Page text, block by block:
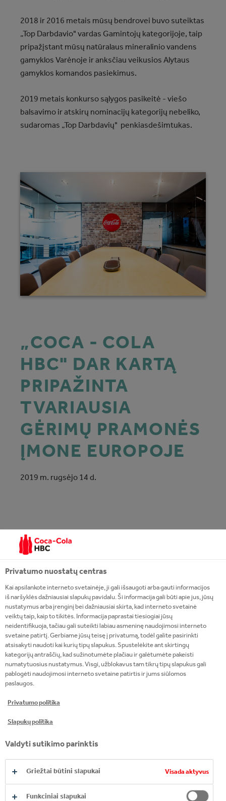
2018 ir 2016 metais mūsų bendrovei buvo suteiktas
„Top Darbdavio" vardas Gamintojų kategorijoje, taip
pripažįstant mūsų natūralaus mineralinio vandens
gamyklos Varėnoje ir anksčiau veikusios Alytaus
gamyklos komandos pasiekimus.
2019 metais konkurso sąlygos pasikeitė - viešo
balsavimo ir atskirų nominacijų kategorijų nebeliko,
sudaromas „Top Darbdavių" penkiasdešimtukas.
„COCA - COLA
HBC" DAR KARTĄ
PRIPAŽINTA
TVARIAUSIA
GĖRIMŲ PRAMONĖS
ĮMONE EUROPOJE
2019 m. rugsėjo 14 d.
2019 metų Dow Jones Tvarumo indeksu (Dow Jones
Sustainability Index) - svarbiausiu pasauliniu verslo
tvarumo įvertinimu - „Coca‑Cola HBC" vėl pripažinta
Per septynerius metus tai jau 6-as kartas, kai
bendrovė užima pirmą vietą pagal šį indeksą ir 9-as
iš eilės, kai ji pripažįstama viena iš top trijų gėrimų
bendrovių pasaulyje ir Europoje.
Pagrindiniai tvarumo pasiekimai 2018, kurie
prisidėjo prie mūsų bendrovės įvertinimo:
2020 metams įgyvendinome savo
įsipareigojimą 25% (lyginant su 2010
kuriamoje vertės grandinėje. Kitaip tariant,
sutaupėme 1.27 milijonų tonų CO2 emisijų.
Pasiekėme 88% darbuotojų įsitraukimo rodiklį,
kuris viršyja FTSE 100 bendrovių vidurkį.
37% vadovų pozicijų užima moterys (iki 2025
Privatumo nuostatų centras
Kai apsilankote interneto svetainėje, ji gali išsaugoti arba gauti informacijos
iš naršyklės dažniausiai slapukų pavidalu. Ši informacija gali būti apie jus, jūsų
nustatymus arba įrenginį bei dažniausiai skirta, kad interneto svetainė
veiktų taip, kaip to tikitės. Informacija paprastai tiesiogiai jūsų
neidentifikuoja, tačiau gali suteikti labiau asmeninę naudojimosi interneto
svetaine patirtį. Gerbiame jūsų teisę į privatumą, todėl galite pasirinkti
atsisakyti naudoti kai kurių tipų slapukus. Spustelėkite ant skirtingų
kategorijų antraščių, kad sužinotumėte plačiau ir galėtumėte pakeisti
numatytuosius nustatymus. Visgi, užblokavus tam tikrų tipų slapukus gali
pablogėti naudojimosi interneto svetaine patirtis ir jums siūlomos
paslaugos.
Privatumo politika
Slapukų politika
Valdyti sutikimo parinktis
Griežtai būtini slapukai Visada aktyvus
Funkciniai slapukai